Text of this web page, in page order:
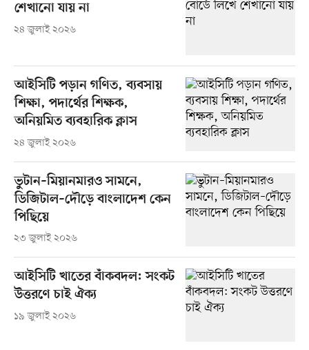
শেখানো যায় না
২৪ জুলাই ২০২৬
আইসিটি পড়ান গণিত, ব্যবসায়
শিক্ষা, পদার্থের শিক্ষক,
অনিয়মিত ব্যবহারিক ক্লাস
২৪ জুলাই ২০২৬
ভুটান–মিয়ানমারও সামনে,
ডিজিটাল–দৌড়ে বাংলাদেশ কেন
পিছিয়ে
২৩ জুলাই ২০২৬
আইসিটি খাতের বাঁকবদল: সংকট
উত্তরণে চাই ঐক্য
১৯ জুলাই ২০২৬